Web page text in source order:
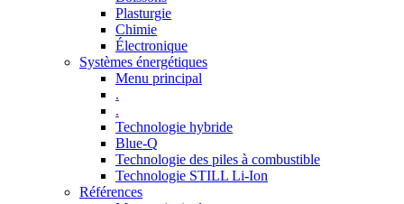
Plasturgie
Chimie
Électronique
Systèmes énergétiques
Menu principal
.
.
Technologie hybride
Blue-Q
Technologie des piles à combustible
Technologie STILL Li-Ion
Références